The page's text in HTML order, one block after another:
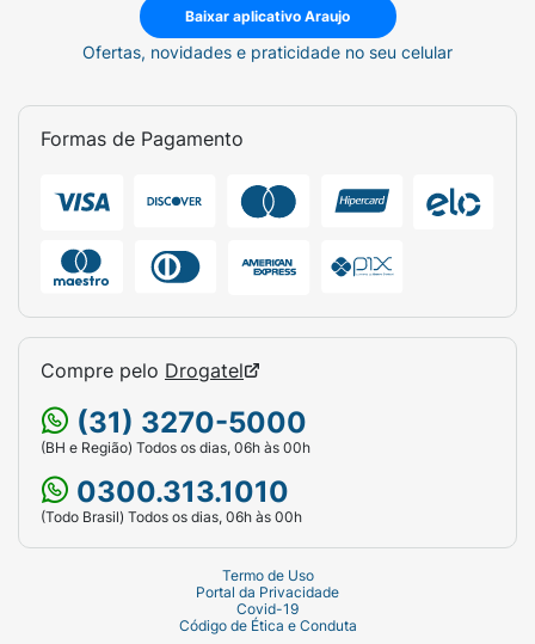
Baixar aplicativo Araujo
Ofertas, novidades e praticidade no seu celular
Formas de Pagamento
Compre pelo Drogatel
(31) 3270-5000
(BH e Região) Todos os dias, 06h às 00h
0300.313.1010
(Todo Brasil) Todos os dias, 06h às 00h
Termo de Uso
Portal da Privacidade
Covid-19
Código de Ética e Conduta